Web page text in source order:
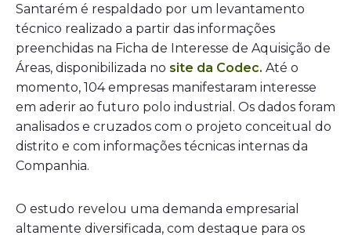
Santarém é respaldado por um levantamento
técnico realizado a partir das informações
preenchidas na Ficha de Interesse de Aquisição de
Áreas, disponibilizada no site da Codec. Até o
momento, 104 empresas manifestaram interesse
em aderir ao futuro polo industrial. Os dados foram
analisados e cruzados com o projeto conceitual do
distrito e com informações técnicas internas da
Companhia.
O estudo revelou uma demanda empresarial
altamente diversificada, com destaque para os